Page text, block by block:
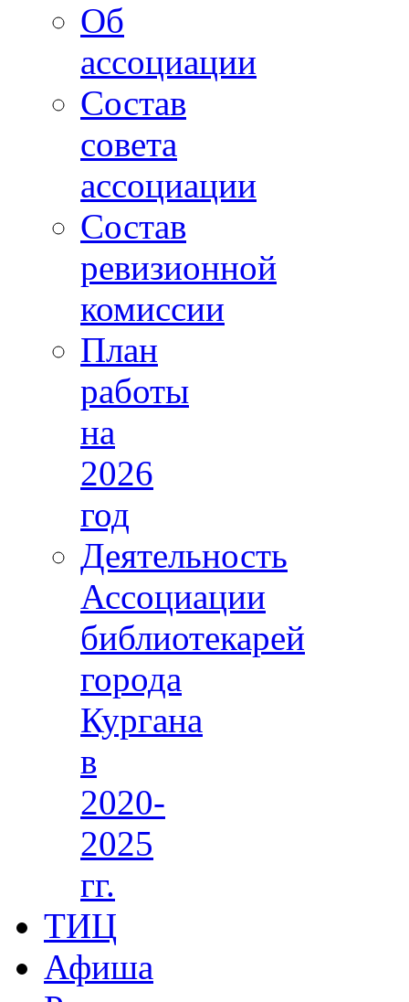
Об
ассоциации
Состав
совета
ассоциации
Состав
ревизионной
комиссии
План
работы
на
2026
год
Деятельность
Ассоциации
библиотекарей
города
Кургана
в
2020-
2025
гг.
ТИЦ
Афиша